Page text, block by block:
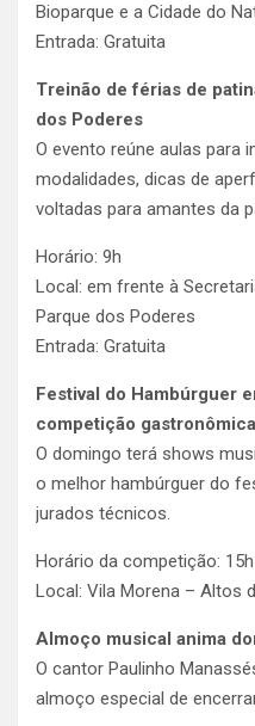
Bioparque e a Cidade do
Entrada: Gratuita
Treinão de férias de
dos Poderes
O evento reúne aulas para
modalidades, dicas de
voltadas para amantes da
Horário: 9h
Local: em frente à
Parque dos Poderes
Entrada: Gratuita
Festival do Hambúrguer
competição gastronômica
O domingo terá shows
o melhor hambúrguer do
jurados técnicos.
Horário da competição: 15h
Local: Vila Morena – Altos
Almoço musical anima
O cantor Paulinho
almoço especial de